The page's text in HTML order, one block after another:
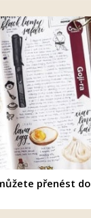
přenést do